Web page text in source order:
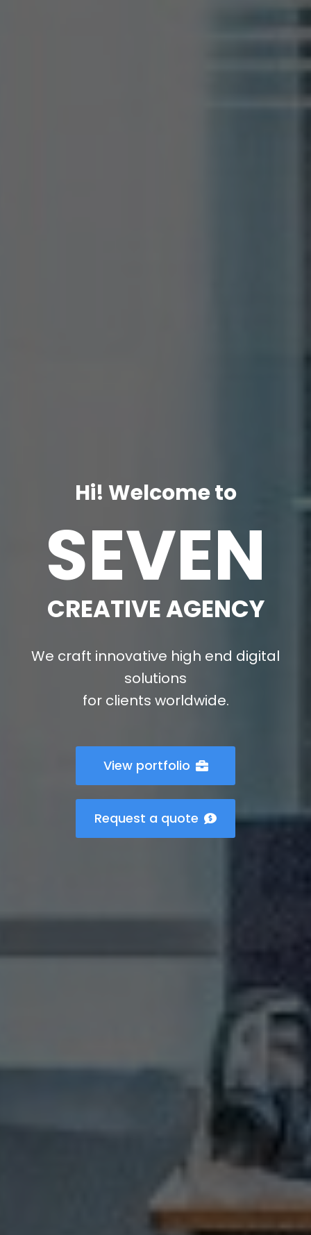
Hi! Welcome to
SEVEN
CREATIVE AGENCY
We craft innovative high end digital
solutions
for clients worldwide.
View portfolio
Request a quote